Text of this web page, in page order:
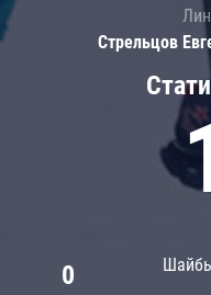
0
Стрельцов